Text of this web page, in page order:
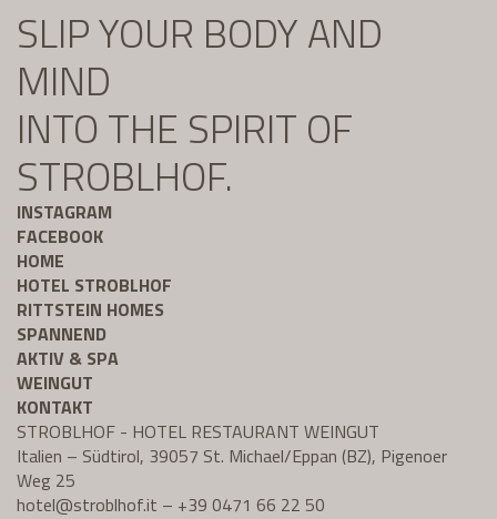
SLIP YOUR BODY AND
MIND
INTO THE SPIRIT OF
STROBLHOF.
INSTAGRAM
FACEBOOK
HOME
HOTEL STROBLHOF
RITTSTEIN HOMES
SPANNEND
AKTIV & SPA
WEINGUT
KONTAKT
STROBLHOF - HOTEL RESTAURANT WEINGUT
Italien – Südtirol, 39057 St. Michael/Eppan (BZ), Pigenoer
Weg 25
hotel@stroblhof.it – +39 0471 66 22 50